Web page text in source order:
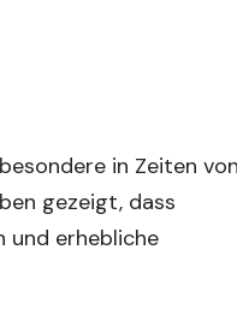
in Zeiten
gezeigt, dass
und erhebliche